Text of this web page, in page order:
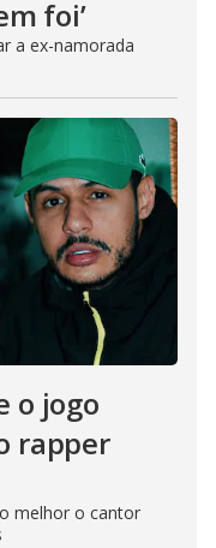
foi’
a ex-namorada
o jogo
rapper
melhor o cantor